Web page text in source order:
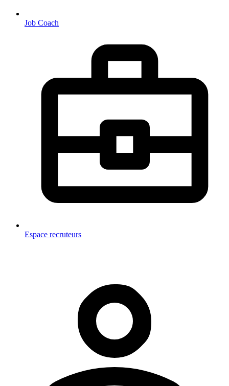
Job Coach
Espace recruteurs